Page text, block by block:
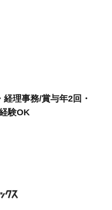
理事務/賞与年2回・
験OK